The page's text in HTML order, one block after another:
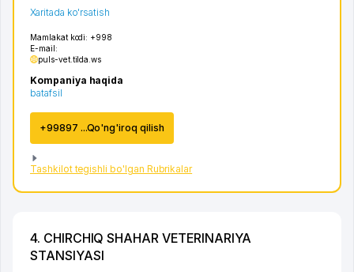
Mamlakat kodi: +998
E-mail:
puls-vet.tilda.ws
Kompaniya haqida
batafsil
+99897 ...Qo'ng'iroq qilish
Tashkilot tegishli bo'lgan Rubrikalar
Xaritada ko'rsatish
4. CHIRCHIQ SHAHAR VETERINARIYA
STANSIYASI